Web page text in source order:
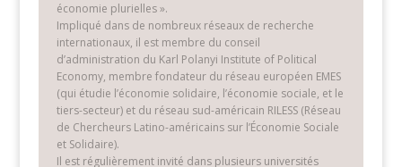
Penser les interactions entre le politique et
l’économique – Introduction
Hermèsn° 36, Économie solidaire et démocratie / 2003
/ CNRS Éditions / p. 27-35
lire plus…
économie plurielles ».
Impliqué dans de nombreux réseaux de recherche
internationaux, il est membre du conseil
d’administration du Karl Polanyi Institute of Political
Economy, membre fondateur du réseau européen EMES
(qui étudie l’économie solidaire, l’économie sociale, et le
tiers-secteur) et du réseau sud-américain RILESS (Réseau
de Chercheurs Latino-américains sur l’Économie Sociale
et Solidaire).
Il est régulièrement invité dans plusieurs universités